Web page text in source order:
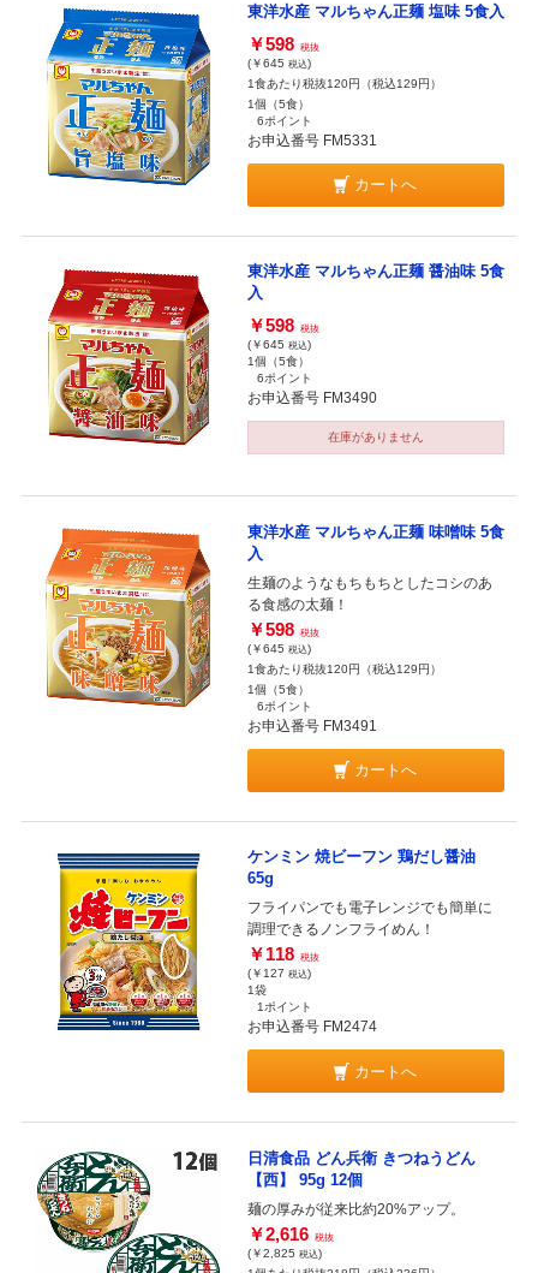
東洋水産 マルちゃん正麺 塩味 5食入
￥598 税抜
(￥645 税込)
1食あたり税抜120円（税込129円）
1個（5食）
6ポイント
お申込番号 FM5331
カートへ
東洋水産 マルちゃん正麺 醤油味 5食
入
￥598 税抜
(￥645 税込)
1個（5食）
6ポイント
お申込番号 FM3490
在庫がありません
東洋水産 マルちゃん正麺 味噌味 5食
入
生麺のようなもちもちとしたコシのあ
る食感の太麺！
￥598 税抜
(￥645 税込)
1食あたり税抜120円（税込129円）
1個（5食）
6ポイント
お申込番号 FM3491
カートへ
ケンミン 焼ビーフン 鶏だし醤油
65g
フライパンでも電子レンジでも簡単に
調理できるノンフライめん！
￥118 税抜
(￥127 税込)
1袋
1ポイント
お申込番号 FM2474
カートへ
日清食品 どん兵衛 きつねうどん
【西】 95g 12個
麺の厚みが従来比約20%アップ。
￥2,616 税抜
(￥2,825 税込)